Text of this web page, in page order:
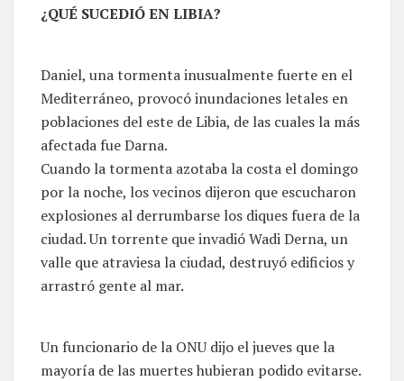
¿QUÉ SUCEDIÓ EN LIBIA?
Daniel, una tormenta inusualmente fuerte en el
Mediterráneo, provocó inundaciones letales en
poblaciones del este de Libia, de las cuales la más
afectada fue Darna.
Cuando la tormenta azotaba la costa el domingo
por la noche, los vecinos dijeron que escucharon
explosiones al derrumbarse los diques fuera de la
ciudad. Un torrente que invadió Wadi Derna, un
valle que atraviesa la ciudad, destruyó edificios y
arrastró gente al mar.
Un funcionario de la ONU dijo el jueves que la
mayoría de las muertes hubieran podido evitarse.